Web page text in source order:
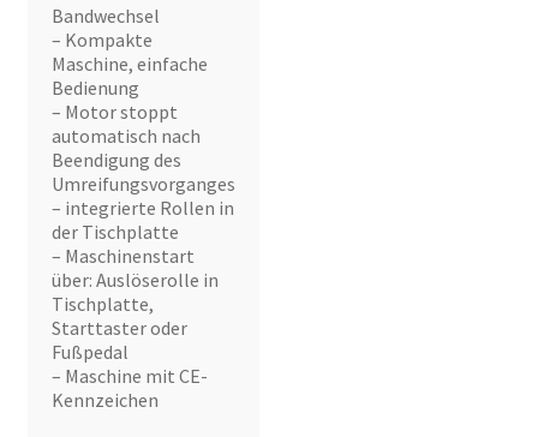
Bandwechsel
– Kompakte
Maschine, einfache
Bedienung
– Motor stoppt
automatisch nach
Beendigung des
Umreifungsvorganges
– integrierte Rollen in
der Tischplatte
– Maschinenstart
über: Auslöserolle in
Tischplatte,
Starttaster oder
Fußpedal
– Maschine mit CE-
Kennzeichen